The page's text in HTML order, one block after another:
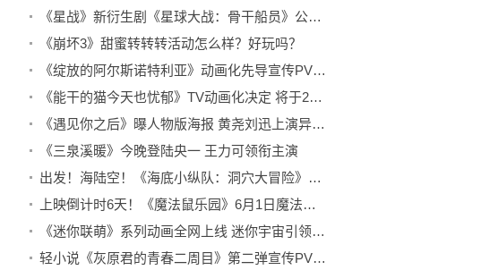
《星战》新衍生剧《星球大战：骨干船员》公布 第三季将于2023年2月开播
《崩坏3》甜蜜转转转活动怎么样？好玩吗？
《绽放的阿尔斯诺特利亚》动画化先导宣传PV公开 将在2022年7月6日播出
《能干的猫今天也忧郁》TV动画化决定 将于2023年播出
《遇见你之后》曝人物版海报 黄尧刘迅上演异国爱情奇遇
《三泉溪暖》今晚登陆央一 王力可领衔主演
出发！海陆空！《海底小纵队：洞穴大冒险》7月9日正式上映
上映倒计时6天！《魔法鼠乐园》6月1日魔法上映
《迷你联萌》系列动画全网上线 迷你宇宙引领下的文创潮流
轻小说《灰原君的青春二周目》第二弹宣传PV公开 轻小说第二卷将于6月1日发售